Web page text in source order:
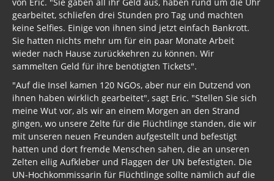
gearbeitet, schliefen drei Stunden pro Tag und machten
keine Selfies. Einige von ihnen sind jetzt einfach Bankrott.
Sie hatten nichts mehr um für ein paar Monate Arbeit
wieder nach Hause zurückkehren zu können. Wir
sammelten Geld für ihre benötigten Tickets".
"Auf die Insel kamen 120 NGOs, aber nur ein Dutzend von
ihnen haben wirklich gearbeitet", sagt Eric. "Stellen Sie sich
meine Wut vor, als wir an einem Morgen an den Strand
gingen, wo unsere Zelte für die Flüchtlinge standen, die wir
mit unseren neuen Freunden aufgestellt und befestigt
hatten und dort fremde Menschen sahen, die an unseren
Zelten eilig Aufkleber und Flaggen der UN befestigten. Die
UN-Hochkommissarin für Flüchtlinge sollte nämlich auf die